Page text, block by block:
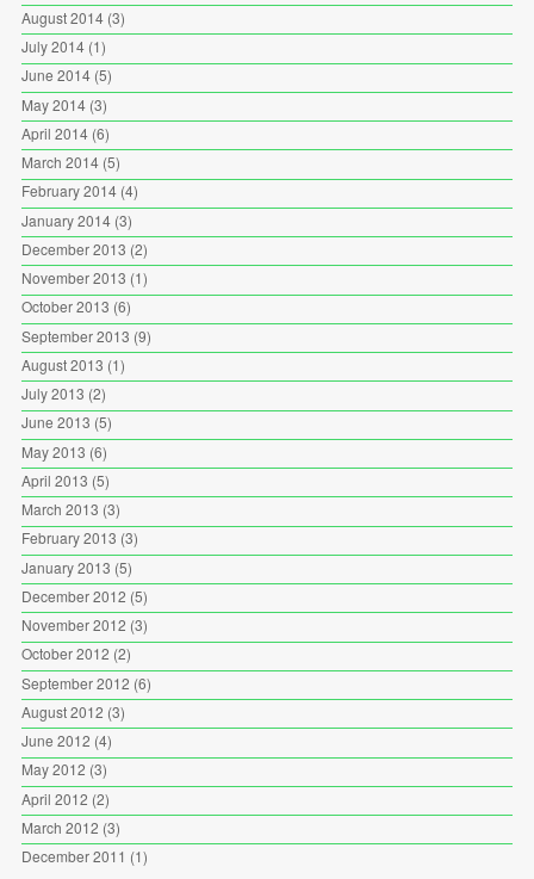
August 2014(3)
July 2014(1)
June 2014(5)
May 2014(3)
April 2014(6)
March 2014(5)
February 2014(4)
January 2014(3)
December 2013 (2)
November 2013 (1)
October 2013 (6)
September 2013 (9)
August 2013 (1)
July 2013 (2)
June 2013 (5)
May 2013 (6)
April 2013 (5)
March 2013 (3)
February 2013 (3)
January 2013 (5)
December 2012 (5)
November 2012 (3)
October 2012 (2)
September 2012 (6)
August 2012 (3)
June 2012 (4)
May 2012 (3)
April 2012 (2)
March 2012 (3)
December 2011 (1)